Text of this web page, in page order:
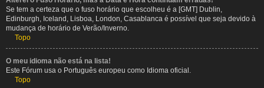
Se tem a certeza que o fuso horário que escolheu é a [GMT] Dublin,
Edinburgh, Iceland, Lisboa, London, Casablanca é possível que seja devido à
mudança de horário de Verão/Inverno.
Topo
O meu idioma não está na lista!
Este Fórum usa o Português europeu como Idioma oficial.
Topo